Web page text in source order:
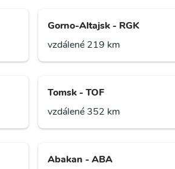
Gorno-Altajsk - RGK
vzdálené 219 km
Tomsk - TOF
vzdálené 352 km
Abakan - ABA